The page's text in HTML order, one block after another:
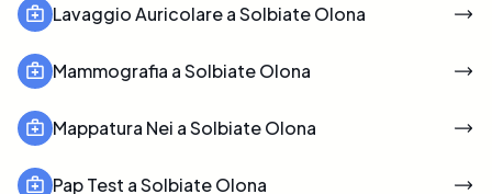
Lavaggio Auricolare a Solbiate Olona
Mammografia a Solbiate Olona
Mappatura Nei a Solbiate Olona
Pap Test a Solbiate Olona